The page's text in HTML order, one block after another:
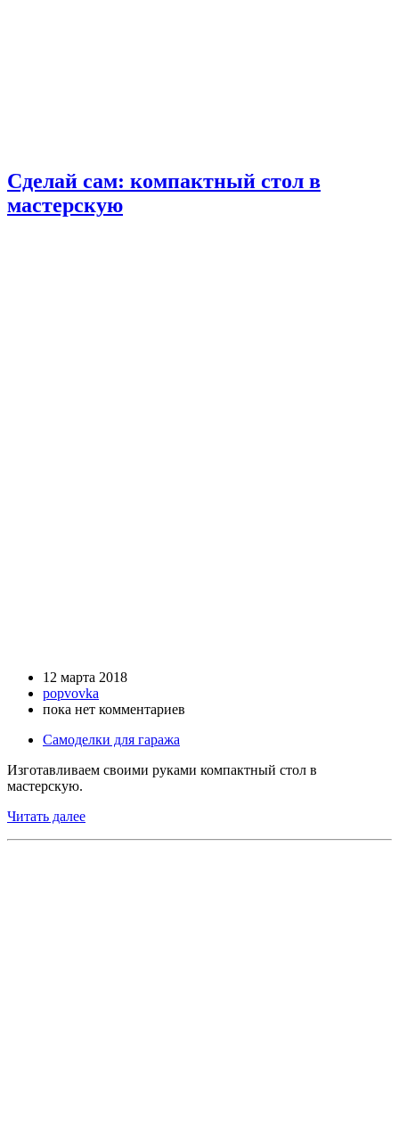
Сделай сам: компактный стол в
мастерскую
12 марта 2018
popvovka
пока нет комментариев
Самоделки для гаража
Изготавливаем своими руками компактный стол в
мастерскую.
Читать далее